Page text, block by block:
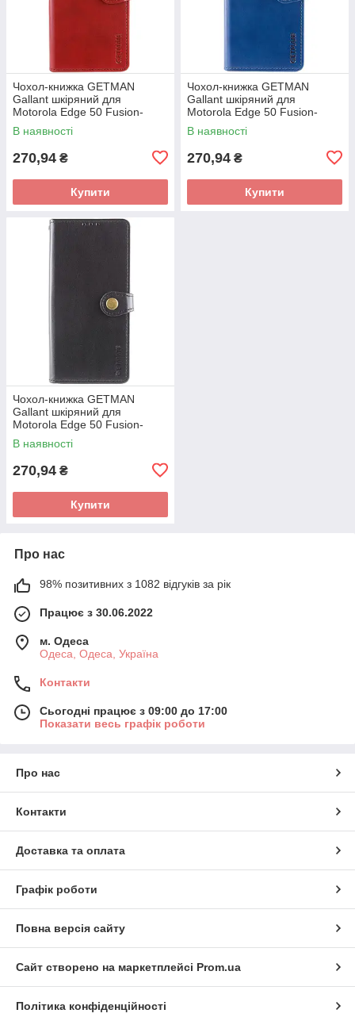
Чохол-книжка GETMAN
Gallant шкіряний для
Motorola Edge 50 Fusion-
червоний
В наявності
270,94 ₴
Купити
Чохол-книжка GETMAN
Gallant шкіряний для
Motorola Edge 50 Fusion-
синій
В наявності
270,94 ₴
Купити
Чохол-книжка GETMAN
Gallant шкіряний для
Motorola Edge 50 Fusion-
чорний
В наявності
270,94 ₴
Купити
Про нас
98% позитивних з 1082 відгуків за рік
Працює з 30.06.2022
м. Одеса
Одеса, Одеса, Україна
Контакти
Сьогодні працює з 09:00 до 17:00
Показати весь графік роботи
Про нас
Контакти
Доставка та оплата
Графік роботи
Повна версія сайту
Сайт створено на маркетплейсі Prom.ua
Політика конфіденційності